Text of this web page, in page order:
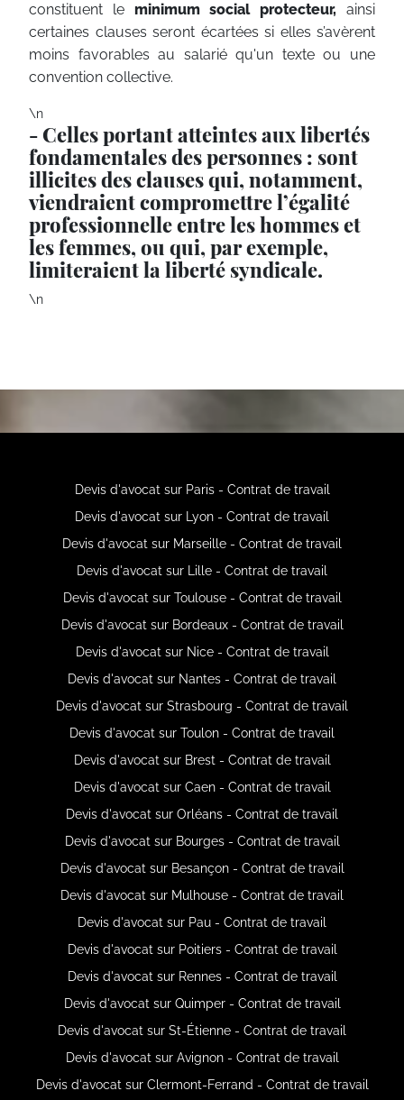
constituent le minimum social protecteur, ainsi
certaines clauses seront écartées si elles s’avèrent
moins favorables au salarié qu'un texte ou une
convention collective.
\n
- Celles portant atteintes aux libertés
fondamentales des personnes : sont
illicites des clauses qui, notamment,
viendraient compromettre l’égalité
professionnelle entre les hommes et
les femmes, ou qui, par exemple,
limiteraient la liberté syndicale.
\n
Devis d'avocat sur Paris - Contrat de travail
Devis d'avocat sur Lyon - Contrat de travail
Devis d'avocat sur Marseille - Contrat de travail
Devis d'avocat sur Lille - Contrat de travail
Devis d'avocat sur Toulouse - Contrat de travail
Devis d'avocat sur Bordeaux - Contrat de travail
Devis d'avocat sur Nice - Contrat de travail
Devis d'avocat sur Nantes - Contrat de travail
Devis d'avocat sur Strasbourg - Contrat de travail
Devis d'avocat sur Toulon - Contrat de travail
Devis d'avocat sur Brest - Contrat de travail
Devis d'avocat sur Caen - Contrat de travail
Devis d'avocat sur Orléans - Contrat de travail
Devis d'avocat sur Bourges - Contrat de travail
Devis d'avocat sur Besançon - Contrat de travail
Devis d'avocat sur Mulhouse - Contrat de travail
Devis d'avocat sur Pau - Contrat de travail
Devis d'avocat sur Poitiers - Contrat de travail
Devis d'avocat sur Rennes - Contrat de travail
Devis d'avocat sur Quimper - Contrat de travail
Devis d'avocat sur St-Étienne - Contrat de travail
Devis d'avocat sur Avignon - Contrat de travail
Devis d'avocat sur Clermont-Ferrand - Contrat de travail